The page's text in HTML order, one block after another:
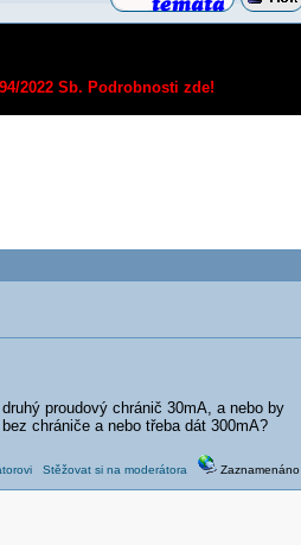
2022 Sb. Podrobnosti zde!
proudový chránič 30mA, a nebo by
chrániče a nebo třeba dát 300mA?
Stěžovat si na moderátora Zaznamenáno